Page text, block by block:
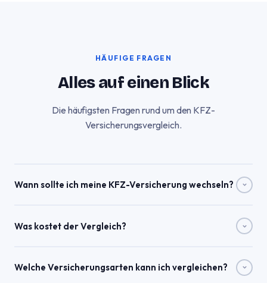
HÄUFIGE FRAGEN
Alles auf einen Blick
Die häufigsten Fragen rund um den KFZ-
Versicherungsvergleich.
Wann sollte ich meine KFZ-Versicherung wechseln?
muss die Kündigung beim aktuellen Versicherer eingegangen
Was kostet der Vergleich?
finanzieren uns durch Provisionen der Versicherer, wenn Sie
Welche Versicherungsarten kann ich vergleichen?